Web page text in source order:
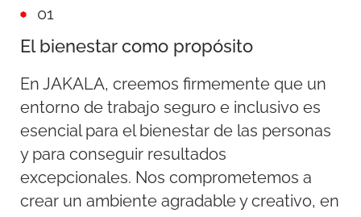
01
El bienestar como propósito
En JAKALA, creemos firmemente que un
entorno de trabajo seguro e inclusivo es
esencial para el bienestar de las personas
y para conseguir resultados
excepcionales. Nos comprometemos a
crear un ambiente agradable y creativo, en